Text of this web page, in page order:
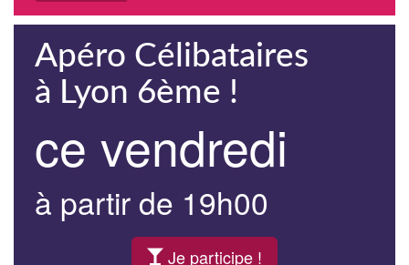
Apéro Célibataires
à Lyon 6ème !
ce vendredi
à partir de 19h00
Je participe !